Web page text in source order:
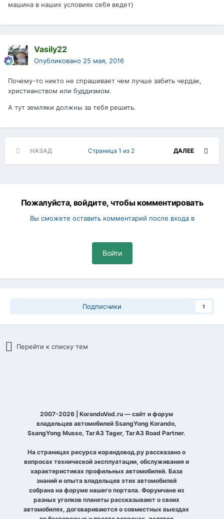
машина в наших условиях себя ведет)
Vasily22
Опубликовано 25 мая, 2016
Почему-то никто не спрашивает чем лучше забить чердак,
христианством или буддизмом.
А тут земляки должны за тебя решить.
НАЗАД ДАЛЕЕ
Страница 1 из 2
Пожалуйста, войдите, чтобы комментировать
Вы сможете оставить комментарий после входа в
Войти
Подписчики 1
Перейти к списку тем
2007-2026 | KorandoVod.ru — сайт и форум
владельцев автомобилей SsangYong Korando,
SsangYong Musso, ТагАЗ Tager, ТагАЗ Road Partner.
На страницах ресурса корандовод.ру рассказано о
вопросах технической эксплуатации, обслуживания и
характеристиках профильных автомобилей. База
знаний и опыта владельцев этих автомобилей
собрана на форуме нашего портала. Форумчане из
разных уголков планеты рассказывают о своих
автомобилях, договариваются о совместных выездах